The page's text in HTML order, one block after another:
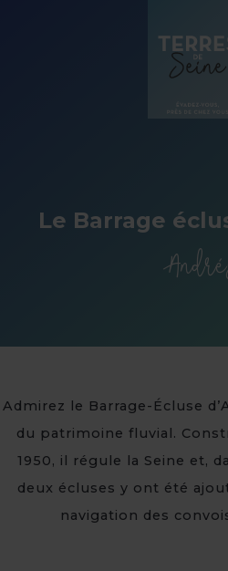
Le Barrage
Admirez le Barrage-Écluse
du patrimoine fluvial.
1950, il régule la Seine et,
deux écluses y ont été
navigation des